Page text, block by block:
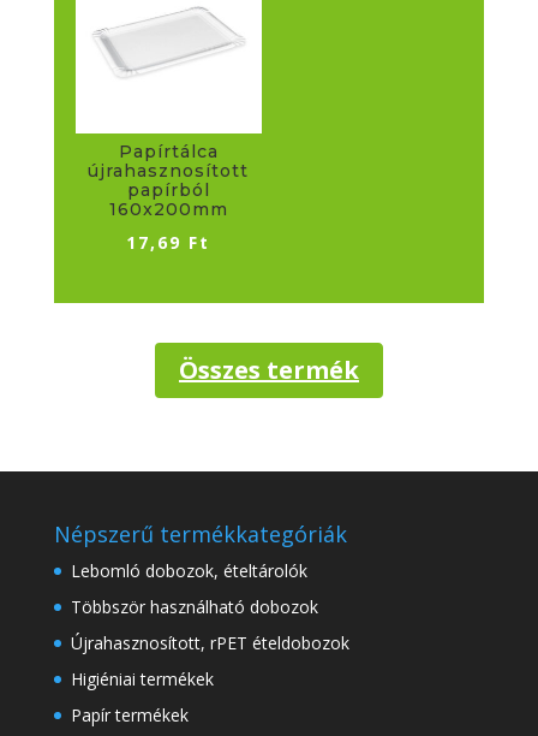
Papírtálca
újrahasznosított
papírból
160x200mm
17,69 Ft
Összes termék
Népszerű termékkategóriák
Lebomló dobozok, ételtárolók
Többször használható dobozok
Újrahasznosított, rPET ételdobozok
Higiéniai termékek
Papír termékek